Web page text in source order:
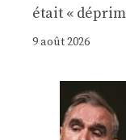
était «
9 août 2026